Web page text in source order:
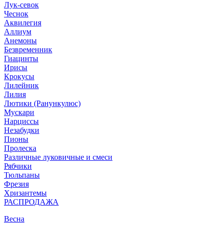
Лук-севок
Чеснок
Аквилегия
Аллиум
Анемоны
Безвременник
Гиацинты
Ирисы
Крокусы
Лилейник
Лилия
Лютики (Ранункулюс)
Мускари
Нарцисcы
Незабудки
Пионы
Пролеска
Различные луковичные и смеси
Рябчики
Тюльпаны
Фрезия
Хризантемы
РАСПРОДАЖА
Весна